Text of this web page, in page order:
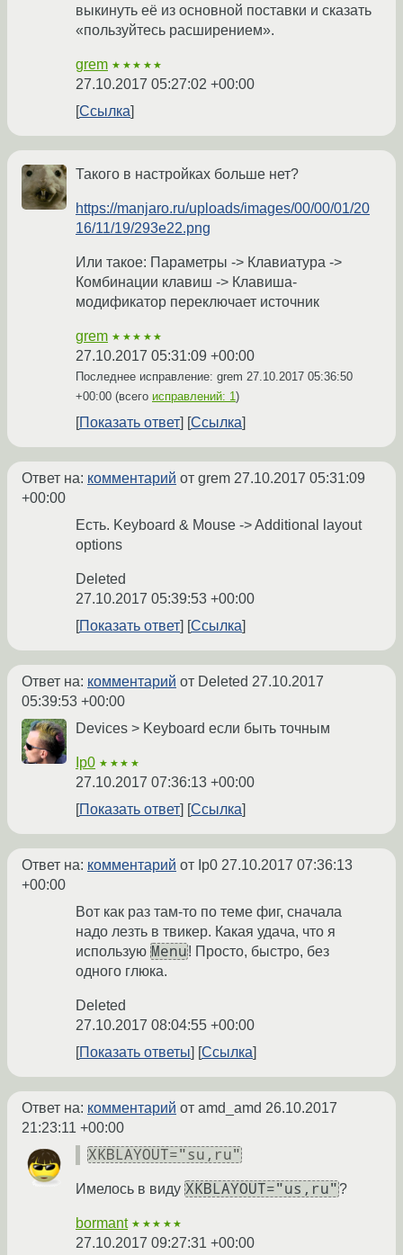
выкинуть её из основной поставки и сказать
«пользуйтесь расширением».
grem ★★★★★
27.10.2017 05:27:02 +00:00
Ссылка
Такого в настройках больше нет?
https://manjaro.ru/uploads/images/00/00/01/20
16/11/19/293e22.png
Или такое: Параметры -> Клавиатура ->
Комбинации клавиш -> Клавиша-
модификатор переключает источник
grem ★★★★★
27.10.2017 05:31:09 +00:00
Последнее исправление: grem 27.10.2017 05:36:50
+00:00 (всего исправлений: 1)
Показать ответ Ссылка
Ответ на: комментарий от grem 27.10.2017 05:31:09
+00:00
Есть. Keyboard & Mouse -> Additional layout
options
Deleted
27.10.2017 05:39:53 +00:00
Показать ответ
Ссылка
Ответ на: комментарий от Deleted 27.10.2017
05:39:53 +00:00
Devices > Keyboard если быть точным
Ip0 ★★★★
27.10.2017 07:36:13 +00:00
Показать ответ
Ссылка
Ответ на: комментарий от Ip0 27.10.2017 07:36:13
+00:00
Вот как раз там-то по теме фиг, сначала
надо лезть в твикер. Какая удача, что я
использую Menu! Просто, быстро, без
одного глюка.
Deleted
27.10.2017 08:04:55 +00:00
Показать ответы
Ссылка
Ответ на: комментарий от amd_amd 26.10.2017
21:23:11 +00:00
XKBLAYOUT="su,ru"
Имелось в виду XKBLAYOUT="us,ru"?
bormant ★★★★★
27.10.2017 09:27:31 +00:00